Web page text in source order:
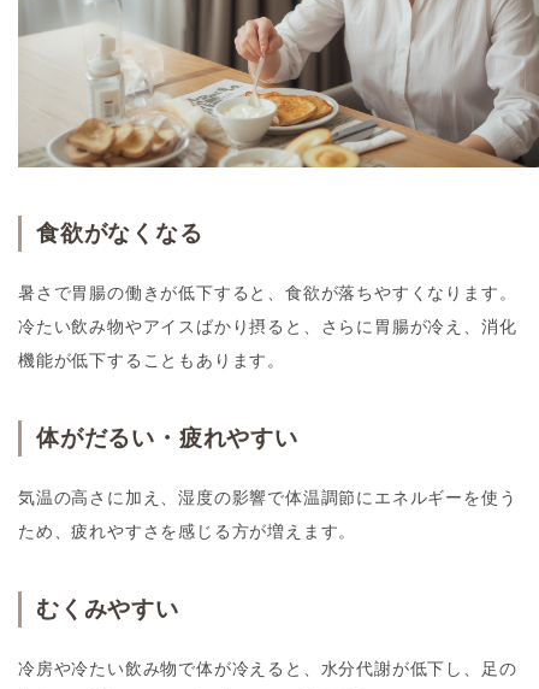
食欲がなくなる
暑さで胃腸の働きが低下すると、食欲が落ちやすくなります。
冷たい飲み物やアイスばかり摂ると、さらに胃腸が冷え、消化
機能が低下することもあります。
体がだるい・疲れやすい
気温の高さに加え、湿度の影響で体温調節にエネルギーを使う
ため、疲れやすさを感じる方が増えます。
むくみやすい
冷房や冷たい飲み物で体が冷えると、水分代謝が低下し、足の